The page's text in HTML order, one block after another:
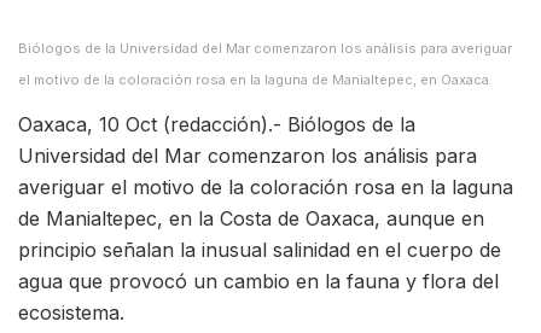
Biólogos de la Universidad del Mar comenzaron los análisis para averiguar
el motivo de la coloración rosa en la laguna de Manialtepec, en Oaxaca.
Oaxaca, 10 Oct (redacción).- Biólogos de la
Universidad del Mar comenzaron los análisis para
averiguar el motivo de la coloración rosa en la laguna
de Manialtepec, en la Costa de Oaxaca, aunque en
principio señalan la inusual salinidad en el cuerpo de
agua que provocó un cambio en la fauna y flora del
ecosistema.